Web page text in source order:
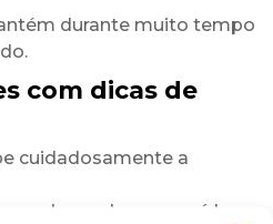
durante muito tempo
com dicas de
cuidadosamente a
de gordura ou resíduos